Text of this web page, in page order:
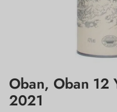
Oban, Oban 12
2021